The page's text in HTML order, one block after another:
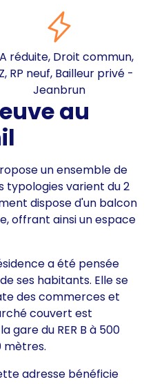
réduite, Droit commun,
RP neuf, Bailleur privé -
Jeanbrun
au
un ensemble de
typologies varient du 2
dispose d'un balcon
offrant ainsi un espace
a été pensée
ses habitants. Elle se
des commerces et
couvert est
gare du RER B à 500
mètres.
adresse bénéficie